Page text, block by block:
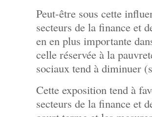
Peut-être sous cette
secteurs de la finance et
en en plus importante
celle réservée à la
sociaux tend à diminuer
Cette exposition tend à
secteurs de la finance et